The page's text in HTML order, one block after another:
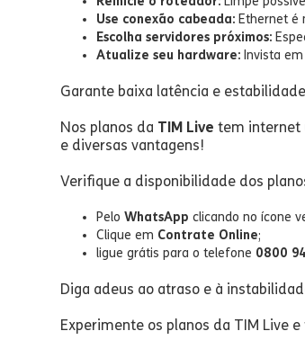
Use conexão cabeada: Ethernet é
Escolha servidores próximos:
Atualize seu hardware: Invista
Garante baixa latência e
Nos planos da TIM Live tem internet
e diversas vantagens!
Verifique a disponibilidade dos
PeloWhatsApp clicando no ícone
Clique em Contrate Online;
ligue grátis para o telefone 0800
Diga adeus ao atraso e à
Experimente os planos da TIM Live